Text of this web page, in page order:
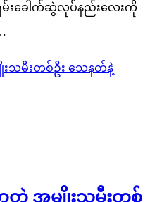
ခေါက်ဆွဲလုပ်နည်းလေးကို
တဲ့ အမျိုးသမီးတစ်